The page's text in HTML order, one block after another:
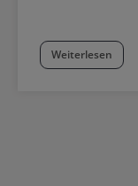
Weiterlesen